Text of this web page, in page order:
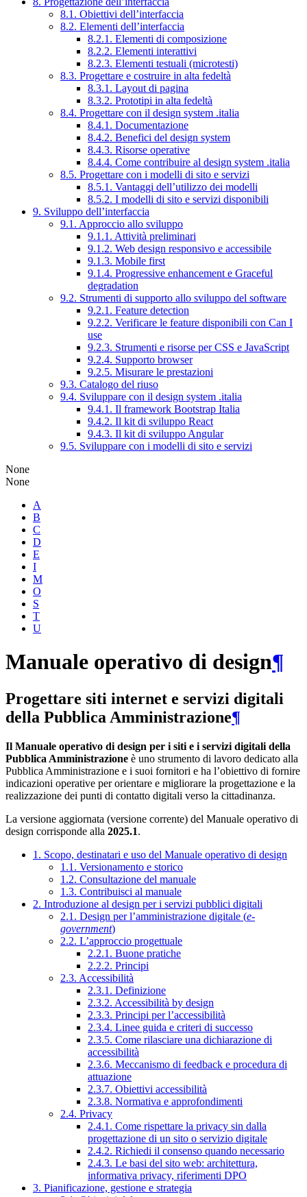
8.1. Obiettivi dell’interfaccia
8.2. Elementi dell’interfaccia
8.2.1. Elementi di composizione
8.2.2. Elementi interattivi
8.2.3. Elementi testuali (microtesti)
8.3. Progettare e costruire in alta fedeltà
8.3.1. Layout di pagina
8.3.2. Prototipi in alta fedeltà
8.4. Progettare con il design system .italia
8.4.1. Documentazione
8.4.2. Benefici del design system
8.4.3. Risorse operative
8.4.4. Come contribuire al design system .italia
8.5. Progettare con i modelli di sito e servizi
8.5.1. Vantaggi dell’utilizzo dei modelli
8.5.2. I modelli di sito e servizi disponibili
9. Sviluppo dell’interfaccia
9.1. Approccio allo sviluppo
9.1.1. Attività preliminari
9.1.2. Web design responsivo e accessibile
9.1.3. Mobile first
9.1.4. Progressive enhancement e Graceful
degradation
9.2. Strumenti di supporto allo sviluppo del software
9.2.1. Feature detection
9.2.2. Verificare le feature disponibili con Can I
use
9.2.3. Strumenti e risorse per CSS e JavaScript
9.2.4. Supporto browser
9.2.5. Misurare le prestazioni
9.3. Catalogo del riuso
9.4. Sviluppare con il design system .italia
9.4.1. Il framework Bootstrap Italia
9.4.2. Il kit di sviluppo React
9.4.3. Il kit di sviluppo Angular
9.5. Sviluppare con i modelli di sito e servizi
None
None
A
B
C
D
E
I
M
O
S
T
U
Manuale operativo di design¶
Progettare siti internet e servizi digitali
della Pubblica Amministrazione¶
Il Manuale operativo di design per i siti e i servizi digitali della
Pubblica Amministrazione è uno strumento di lavoro dedicato alla
Pubblica Amministrazione e i suoi fornitori e ha l’obiettivo di fornire
indicazioni operative per orientare e migliorare la progettazione e la
realizzazione dei punti di contatto digitali verso la cittadinanza.
La versione aggiornata (versione corrente) del Manuale operativo di
design corrisponde alla 2025.1.
1. Scopo, destinatari e uso del Manuale operativo di design
1.1. Versionamento e storico
1.2. Consultazione del manuale
1.3. Contribuisci al manuale
2. Introduzione al design per i servizi pubblici digitali
2.1. Design per l’amministrazione digitale (e-
government)
2.2. L’approccio progettuale
2.2.1. Buone pratiche
2.2.2. Principi
2.3. Accessibilità
2.3.1. Definizione
2.3.2. Accessibilità by design
2.3.3. Principi per l’accessibilità
2.3.4. Linee guida e criteri di successo
2.3.5. Come rilasciare una dichiarazione di
accessibilità
2.3.6. Meccanismo di feedback e procedura di
attuazione
2.3.7. Obiettivi accessibilità
2.3.8. Normativa e approfondimenti
2.4. Privacy
2.4.1. Come rispettare la privacy sin dalla
progettazione di un sito o servizio digitale
2.4.2. Richiedi il consenso quando necessario
2.4.3. Le basi del sito web: architettura,
informativa privacy, riferimenti DPO
3. Pianificazione, gestione e strategia